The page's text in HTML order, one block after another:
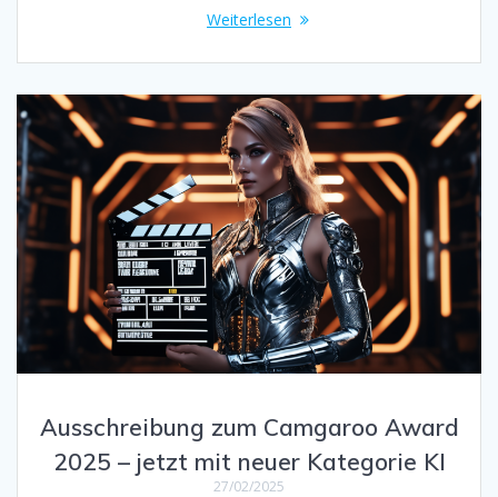
Weiterlesen
Ausschreibung zum Camgaroo Award
2025 – jetzt mit neuer Kategorie KI
27/02/2025